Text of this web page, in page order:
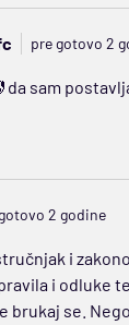
pre gotovo 2
da sam
2 godine
i
i odluke
brukaj se.